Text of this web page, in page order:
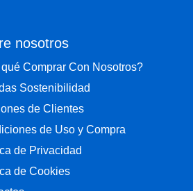
nosotros
Comprar Con Nosotros?
Sostenibilidad
de Clientes
de Uso y Compra
de Privacidad
de Cookies